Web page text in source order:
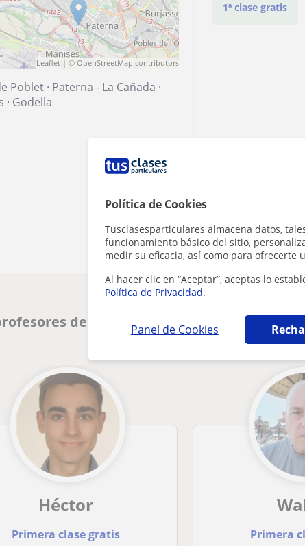
Política de Cookies
Tusclasesparticulares almacena datos,
funcionamiento básico del sitio,
medir su eficacia, así como para ofrecerte
Al hacer clic en “Aceptar”, aceptas lo
Política de Privacidad.
Panel de Cookies
Leaflet | ©OpenStreetMap contributors
Poblet · Paterna - La Cañada ·
· Godella
1ª clase gratis
de Informática en Paterna - La
Héctor
Primera clase gratis Primera